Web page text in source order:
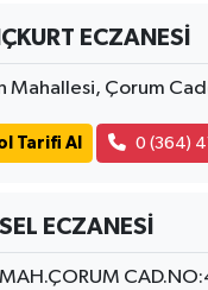
ECZANESİ
Mahallesi, Çorum
Tarifi Al 0 (364)
ECZANESİ